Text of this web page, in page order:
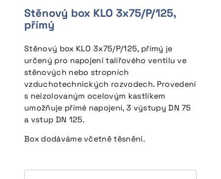
~Aktuality
~Kontakty
CS EN DE
Stěnový box KLO 3x75/P/125,
přímý
Stěnový box KLO 3x75/P/125, přímý je
určený pro napojení talířového ventilu ve
stěnových nebo stropních
vzduchotechnických rozvodech. Provedení
s neizolovaným ocelovým kastlíkem
umožňuje přímé napojení, 3 výstupy DN 75
a vstup DN 125.
Box dodáváme včetně těsnění.